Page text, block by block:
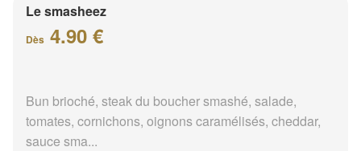
Le smasheez
Dès 4.90 €
Bun brioché, steak du boucher smashé, salade,
tomates, cornichons, oignons caramélisés, cheddar,
sauce sma...